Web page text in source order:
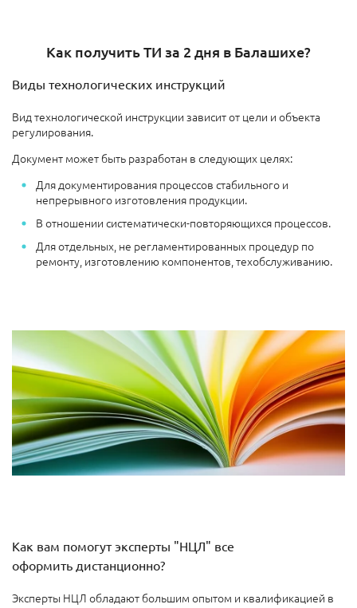
Как получить ТИ за 2 дня в Балашихе?
Виды технологических инструкций
Вид технологической инструкции зависит от цели и объекта
регулирования.
Документ может быть разработан в следующих целях:
Для документирования процессов стабильного и
непрерывного изготовления продукции.
В отношении систематически-повторяющихся процессов.
Для отдельных, не регламентированных процедур по
ремонту, изготовлению компонентов, техобслуживанию.
Как вам помогут эксперты "НЦЛ" все
оформить дистанционно?
Эксперты НЦЛ обладают большим опытом и квалификацией в